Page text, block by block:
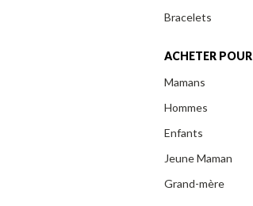
Bracelets
ACHETER POUR
Mamans
Hommes
Enfants
Jeune Maman
Grand-mère